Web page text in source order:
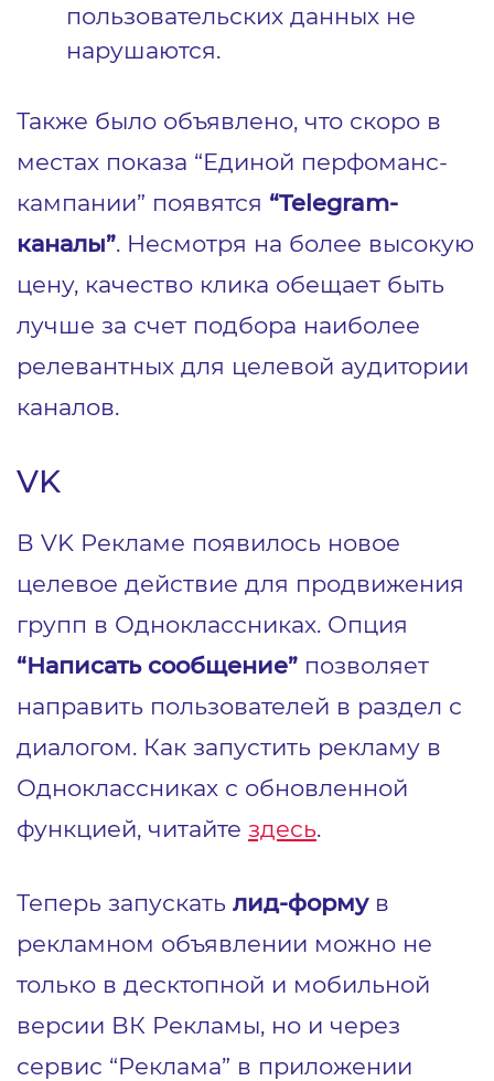
пользовательских данных не
нарушаются.
Также было объявлено, что скоро в
местах показа “Единой перфоманс-
кампании” появятся “Telegram-
каналы”. Несмотря на более высокую
цену, качество клика обещает быть
лучше за счет подбора наиболее
релевантных для целевой аудитории
каналов.
VK
В VK Рекламе появилось новое
целевое действие для продвижения
групп в Одноклассниках. Опция
“Написать сообщение” позволяет
направить пользователей в раздел с
диалогом. Как запустить рекламу в
Одноклассниках с обновленной
функцией, читайте здесь.
Теперь запускать лид-формув
рекламном объявлении можно не
только в десктопной и мобильной
версии ВК Рекламы, но и через
сервис “Реклама” в приложении